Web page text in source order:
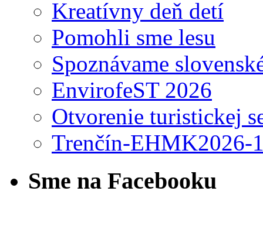
Kreatívny deň detí
Pomohli sme lesu
Spoznávame
EnvirofeST 2026
Otvorenie turistickej
Trenčín-EHMK2026-
Sme na Facebooku